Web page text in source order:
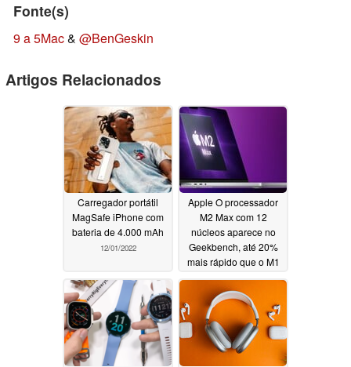
Fonte(s)
9 a 5Mac& @BenGeskin
Artigos Relacionados
Carregador portátil
MagSafe iPhone com
bateria de 4.000 mAh
12/01/2022
Apple O processador
M2 Max com 12
núcleos aparece no
Geekbench, até 20%
mais rápido que o M1
Max12/01/2022